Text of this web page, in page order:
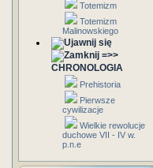
Totemizm
Totemizm
Malinowskiego
=>>
CHRONOLOGIA
Prehistoria
Pierwsze
cywilizacje
Wielkie rewolucje
duchowe VII - IV w.
p.n.e